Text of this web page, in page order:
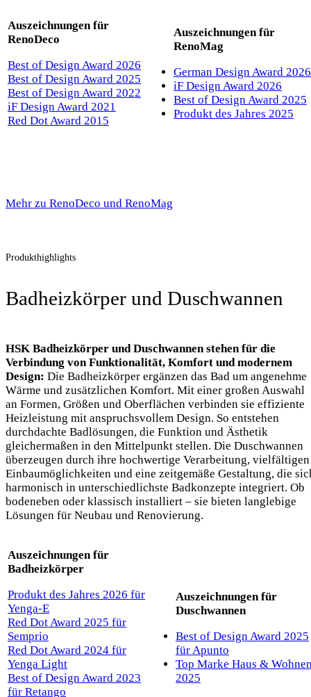
Auszeichnungen für
RenoDeco
Best of Design Award 2026
Best of Design Award 2025
Best of Design Award 2022
iF Design Award 2021
Red Dot Award 2015
Auszeichnungen für
RenoMag
German Design Award 2026
iF Design Award 2026
Best of Design Award 2025
Produkt des Jahres 2025
Mehr zu RenoDeco und RenoMag
Produkthighlights
Badheizkörper und Duschwannen
HSK Badheizkörper und Duschwannen stehen für die
Verbindung von Funktionalität, Komfort und modernem
Design: Die Badheizkörper ergänzen das Bad um angenehme
Wärme und zusätzlichen Komfort. Mit einer großen Auswahl
an Formen, Größen und Oberflächen verbinden sie effiziente
Heizleistung mit anspruchsvollem Design. So entstehen
durchdachte Badlösungen, die Funktion und Ästhetik
gleichermaßen in den Mittelpunkt stellen. Die Duschwannen
überzeugen durch ihre hochwertige Verarbeitung, vielfältigen
Einbaumöglichkeiten und eine zeitgemäße Gestaltung, die
harmonisch in unterschiedlichste Badkonzepte integriert. Ob
bodeneben oder klassisch installiert – sie bieten langlebige
Lösungen für Neubau und Renovierung.
Auszeichnungen für
Badheizkörper
Produkt des Jahres 2026 für
Yenga-E
Red Dot Award 2025 für
Semprio
Red Dot Award 2024 für
Yenga Light
Best of Design Award 2023
für Retango
Auszeichnungen für
Duschwannen
Best of Design Award 2025
für Apunto
Top Marke Haus &
2025